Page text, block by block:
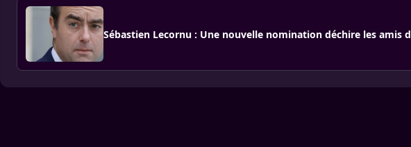
Sébastien Lecornu : Une nouvelle nomination déchire les amis